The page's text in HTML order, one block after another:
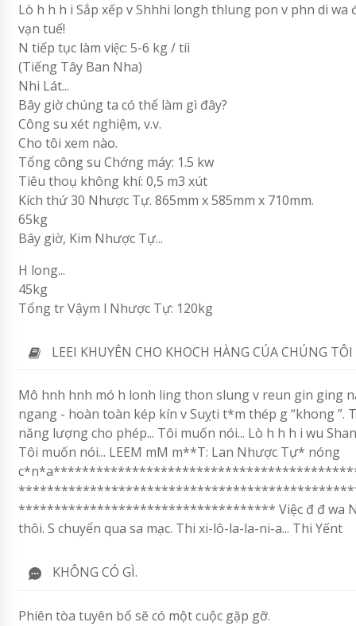
Lò h h h i Sắp xếp v Shhhi longh thlung pon v phn di wa
vạn tuế!
N tiếp tục làm việc: 5-6 kg / tíi
(Tiếng Tây Ban Nha)
Nhi Lát...
Bây giờ chúng ta có thể làm gì đây?
Công su xét nghiệm, v.v.
Cho tôi xem nào.
Tổng công su Chớng máy: 1.5 kw
Tiêu thoụ không khí: 0,5 m3 xút
Kích thứ 30 Nhược Tự. 865mm x 585mm x 710mm.
65kg
Bây giờ, Kim Nhược Tự...
H long...
45kg
Tổng tr Vậym l Nhược Tự: 120kg
LEEI KHUYÊN CHO KHOCH HÀNG CÚA CHÚNG TÔI
Mô hnh hnh mó h lonh ling thon slung v reun gin ging
ngang - hoàn toàn kép kín v Suỵti t*m thép g “khong ”.
năng lượng cho phép... Tôi muốn nói... Lò h h h i wu
Tôi muốn nói... LEEM mM m**T: Lan Nhược Tự* nóng
************************************ Việc đ đ wa Nhược
thôi. S chuyển qua sa mạc. Thi xi-lô-la-la-ni-a... Thi Yếnt
KHÔNG CÓ GÌ.
Phiên tòa tuyên bố sẽ có một cuộc gặp gỡ.